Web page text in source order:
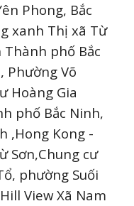
Phong, Bắc
xanh Thị xã Từ
Thành phố Bắc
Phường Võ
Hoàng Gia
phố Bắc Ninh,
,Hong Kong -
Sơn,Chung cư
phường Suối
View Xã Nam